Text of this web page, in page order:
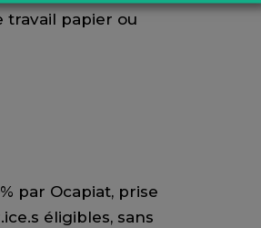
travail papier ou
par Ocapiat, prise
éligibles, sans